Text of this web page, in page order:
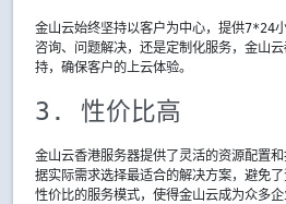
金山云始终坚持以客户为中心，提供7*24
咨询、问题解决，还是定制化服务，金山
持，确保客户的上云体验。
3. 性价比高
金山云香港服务器提供了灵活的资源配置
据实际需求选择最适合的解决方案，避免
性价比的服务模式，使得金山云成为众多企